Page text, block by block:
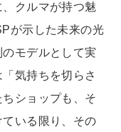
クルマが持つ魅
が示した未来の光
モデルとして実
気持ちを切らさ
ショップも、そ
いる限り、その